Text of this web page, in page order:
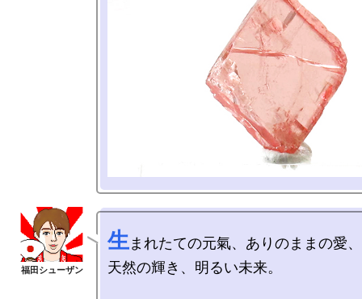
生まれたての元氣、ありのままの愛、
天然の輝き、明るい未来。